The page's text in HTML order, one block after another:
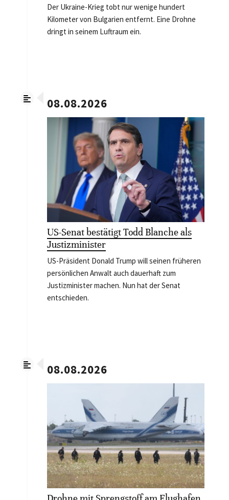
Der Ukraine-Krieg tobt nur wenige hundert
Kilometer von Bulgarien entfernt. Eine Drohne
dringt in seinem Luftraum ein.
08.08.2026
US-Senat bestätigt Todd Blanche als
Justizminister
US-Präsident Donald Trump will seinen früheren
persönlichen Anwalt auch dauerhaft zum
Justizminister machen. Nun hat der Senat
entschieden.
08.08.2026